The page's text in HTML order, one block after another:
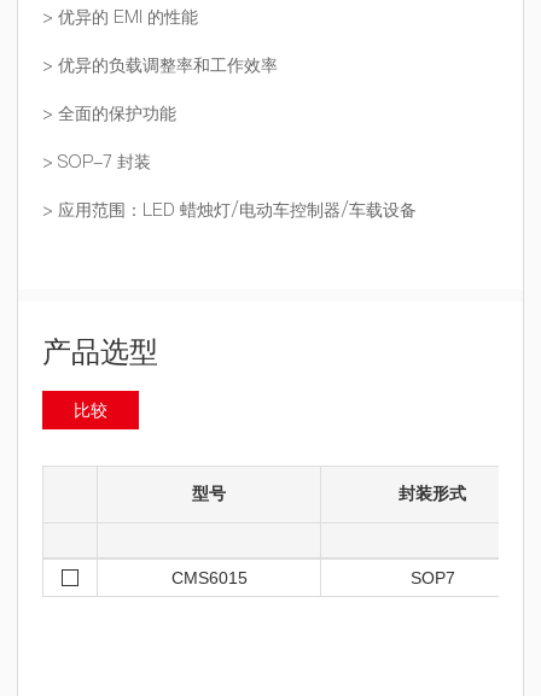
> 优异的 EMI 的性能
> 优异的负载调整率和工作效率
> 全面的保护功能
> SOP-7 封装
> 应用范围：LED 蜡烛灯/电动车控制器/车载设备
产品选型
比较
型号 封装形式
CMS6015 SOP7